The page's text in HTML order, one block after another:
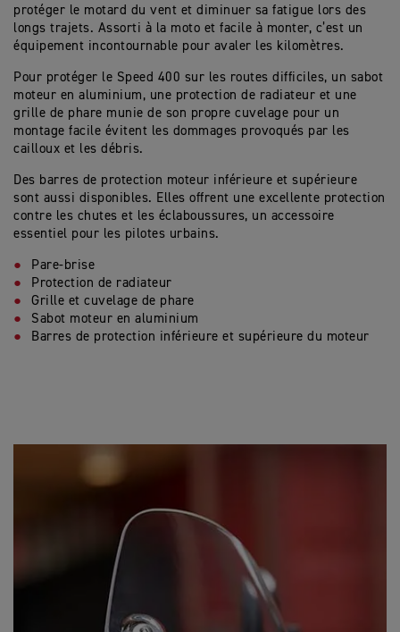
protéger le motard du vent et diminuer sa fatigue lors des
longs trajets. Assorti à la moto et facile à monter, c’est un
équipement incontournable pour avaler les kilomètres.
Pour protéger le Speed 400 sur les routes difficiles, un sabot
moteur en aluminium, une protection de radiateur et une
grille de phare munie de son propre cuvelage pour un
montage facile évitent les dommages provoqués par les
cailloux et les débris.
Des barres de protection moteur inférieure et supérieure
sont aussi disponibles. Elles offrent une excellente protection
contre les chutes et les éclaboussures, un accessoire
essentiel pour les pilotes urbains.
Pare-brise
Protection de radiateur
Grille et cuvelage de phare
Sabot moteur en aluminium
Barres de protection inférieure et supérieure du moteur